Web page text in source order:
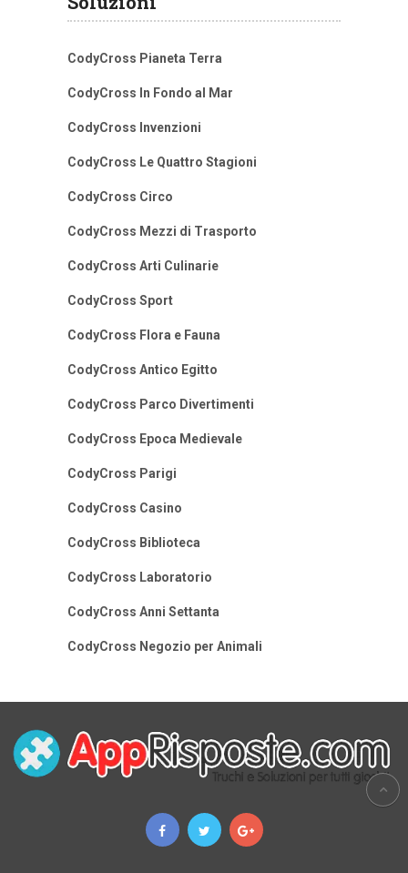
CodyCross Pianeta Terra
CodyCross In Fondo al Mar
CodyCross Invenzioni
CodyCross Le Quattro Stagioni
CodyCross Circo
CodyCross Mezzi di Trasporto
CodyCross Arti Culinarie
CodyCross Sport
CodyCross Flora e Fauna
CodyCross Antico Egitto
CodyCross Parco Divertimenti
CodyCross Epoca Medievale
CodyCross Parigi
CodyCross Casino
CodyCross Biblioteca
CodyCross Laboratorio
CodyCross Anni Settanta
CodyCross Negozio per Animali